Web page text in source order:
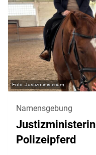
Justizministerium
Namensgebung
Polizeipferd